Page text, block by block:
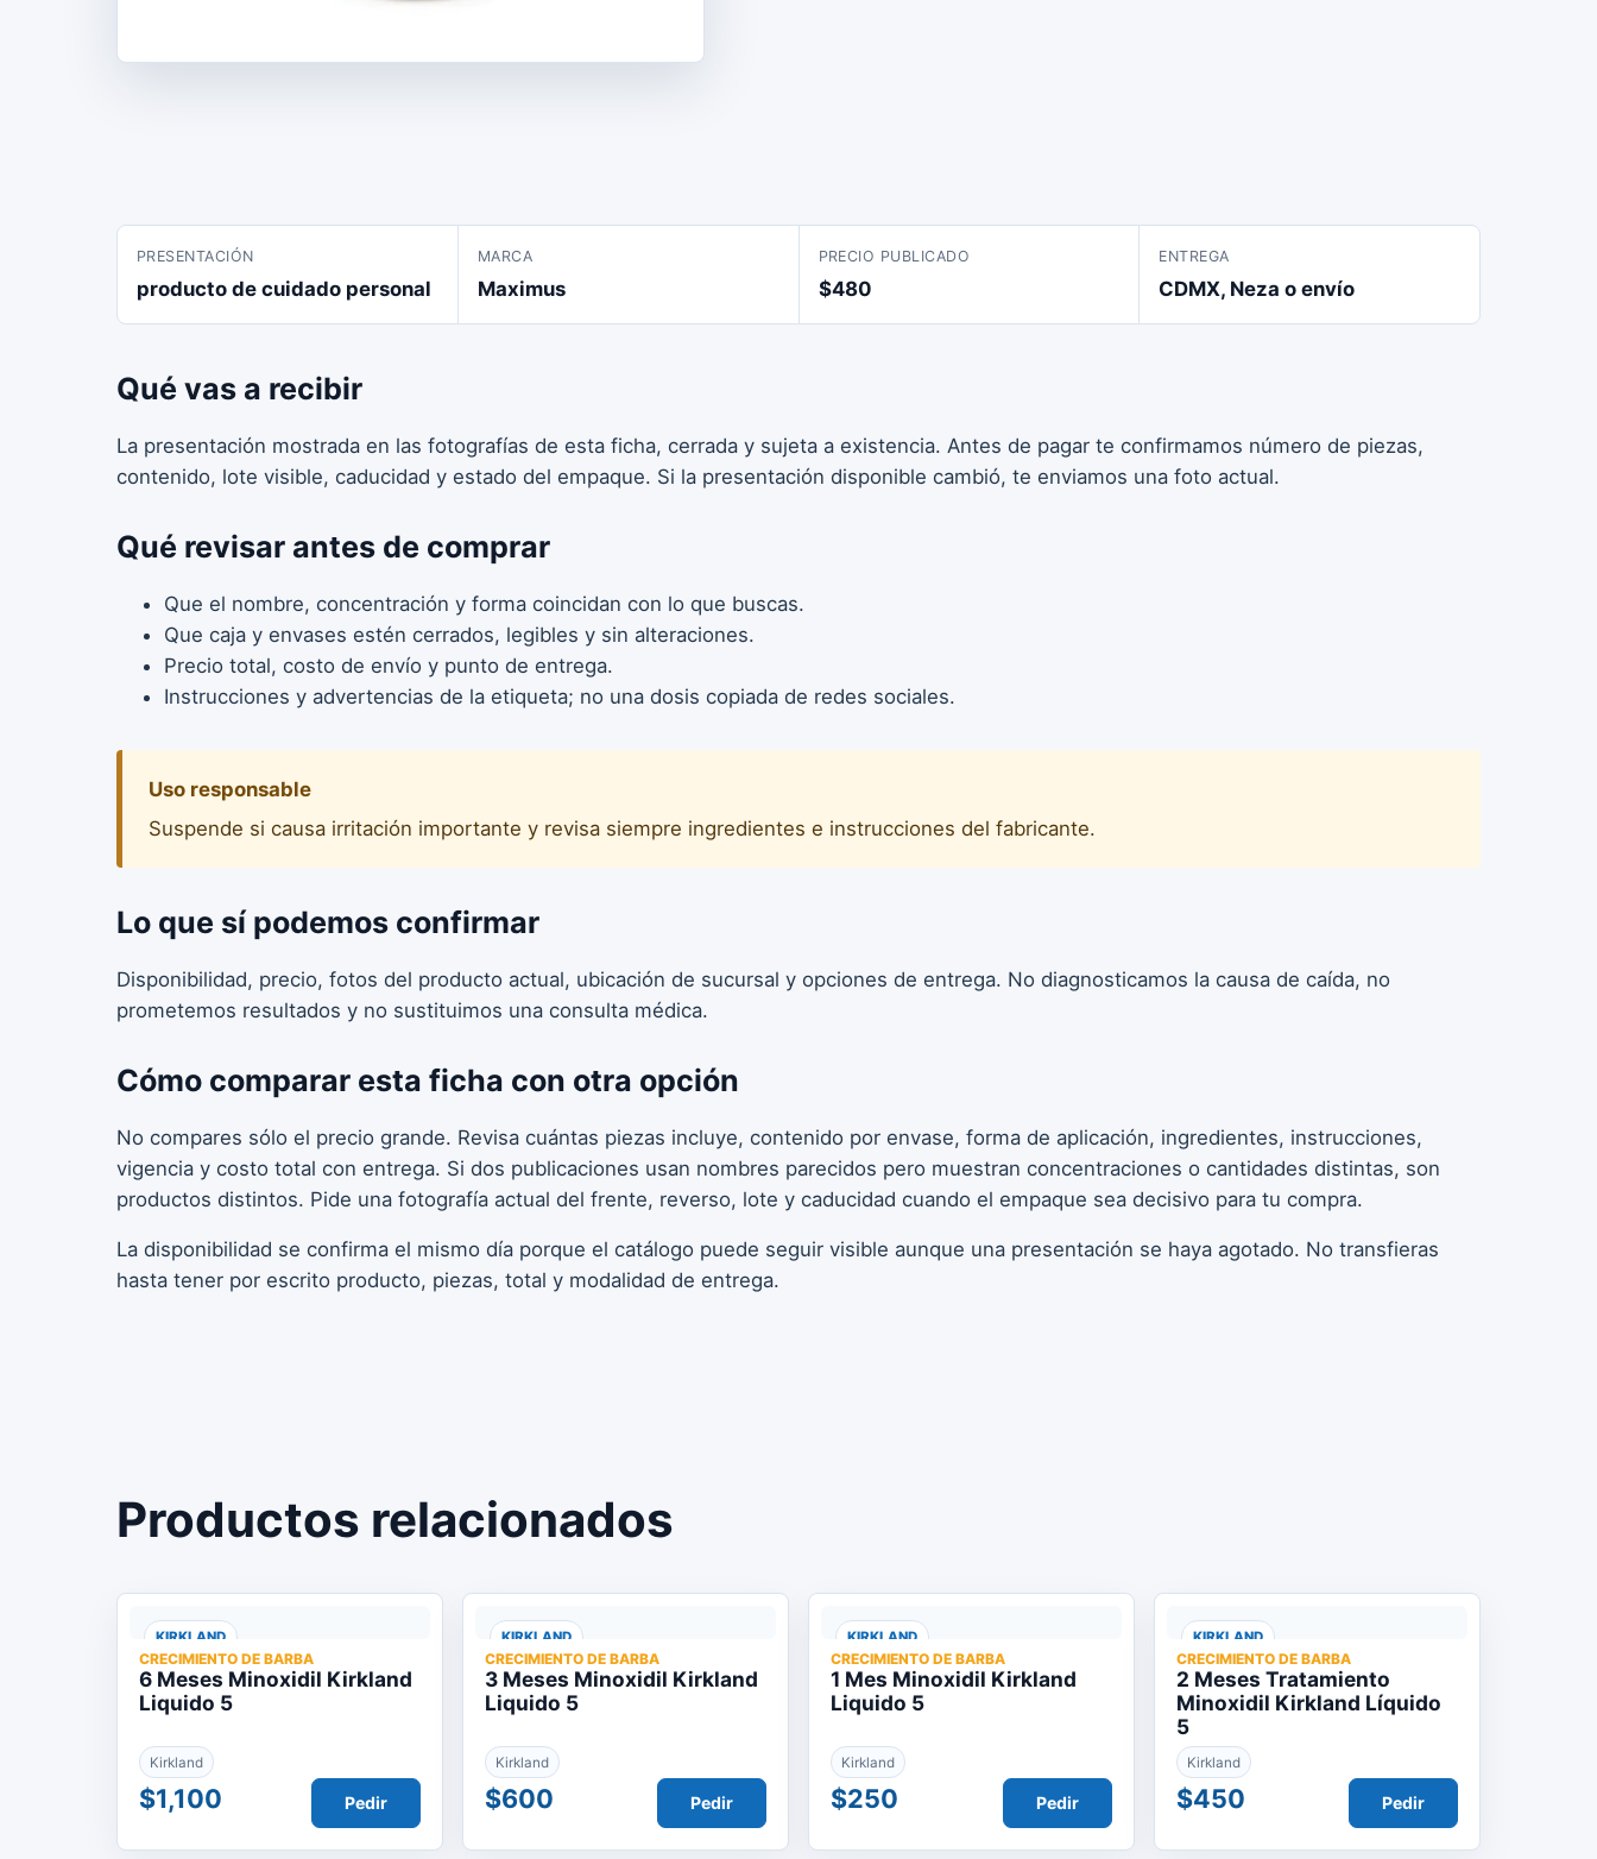
PRESENTACIÓN
producto de cuidado personal
MARCA
Maximus
PRECIO PUBLICADO
$480
ENTREGA
CDMX, Neza o envío
Qué vas a recibir
La presentación mostrada en las fotografías de esta ficha, cerrada y sujeta a existencia. Antes de pagar te confirmamos número de piezas,
contenido, lote visible, caducidad y estado del empaque. Si la presentación disponible cambió, te enviamos una foto actual.
Qué revisar antes de comprar
Que el nombre, concentración y forma coincidan con lo que buscas.
Que caja y envases estén cerrados, legibles y sin alteraciones.
Precio total, costo de envío y punto de entrega.
Instrucciones y advertencias de la etiqueta; no una dosis copiada de redes sociales.
Uso responsable
Suspende si causa irritación importante y revisa siempre ingredientes e instrucciones del fabricante.
Lo que sí podemos confirmar
Disponibilidad, precio, fotos del producto actual, ubicación de sucursal y opciones de entrega. No diagnosticamos la causa de caída, no
prometemos resultados y no sustituimos una consulta médica.
Cómo comparar esta ficha con otra opción
No compares sólo el precio grande. Revisa cuántas piezas incluye, contenido por envase, forma de aplicación, ingredientes, instrucciones,
vigencia y costo total con entrega. Si dos publicaciones usan nombres parecidos pero muestran concentraciones o cantidades distintas, son
productos distintos. Pide una fotografía actual del frente, reverso, lote y caducidad cuando el empaque sea decisivo para tu compra.
La disponibilidad se confirma el mismo día porque el catálogo puede seguir visible aunque una presentación se haya agotado. No transfieras
hasta tener por escrito producto, piezas, total y modalidad de entrega.
Productos relacionados
KIRKLAND
CRECIMIENTO DE BARBA
6 Meses Minoxidil Kirkland
Liquido 5
Kirkland
$1,100 Pedir
KIRKLAND
CRECIMIENTO DE BARBA
3 Meses Minoxidil Kirkland
Liquido 5
Kirkland
$600 Pedir
KIRKLAND
CRECIMIENTO DE BARBA
1 Mes Minoxidil Kirkland
Liquido 5
Kirkland
$250 Pedir
KIRKLAND
CRECIMIENTO DE BARBA
2 Meses Tratamiento
Minoxidil Kirkland Líquido
5
Kirkland
$450 Pedir